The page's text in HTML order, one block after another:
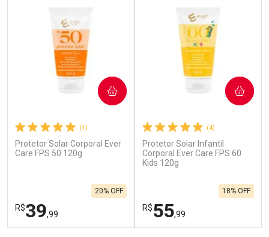
(1)
Protetor Solar Corporal Ever
Care FPS 50 120g
R$39,99
20% OFF
COMPRAR
(4)
Protetor Solar Infantil
Corporal Ever Care FPS 60
Kids 120g
R$55,99
18% OFF
COMPRAR